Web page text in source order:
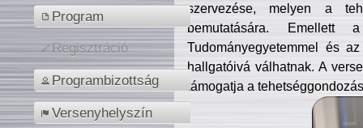
Program
Regisztráció
Programbizottság
Versenyhelyszín
szervezése, melyen a
bemutatására. Emellett
Tudományegyetemmel és
hallgatóivá válhatnak. A
támogatja a